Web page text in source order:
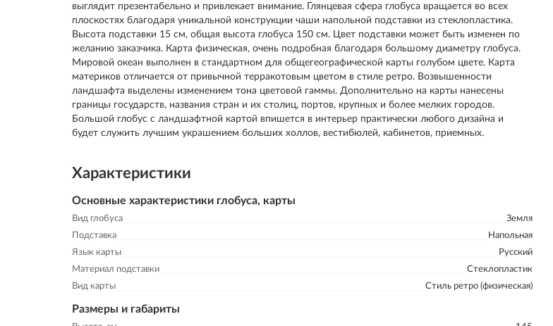
выглядит презентабельно и привлекает внимание. Глянцевая сфера глобуса вращается во всех
плоскостях благодаря уникальной конструкции чаши напольной подставки из стеклопластика.
Высота подставки 15 см, общая высота глобуса 150 см. Цвет подставки может быть изменен по
желанию заказчика. Карта физическая, очень подробная благодаря большому диаметру глобуса.
Мировой океан выполнен в стандартном для общегеографической карты голубом цвете. Карта
материков отличается от привычной терракотовым цветом в стиле ретро. Возвышенности
ландшафта выделены изменением тона цветовой гаммы. Дополнительно на карты нанесены
границы государств, названия стран и их столиц, портов, крупных и более мелких городов.
Большой глобус с ландшафтной картой впишется в интерьер практически любого дизайна и
будет служить лучшим украшением больших холлов, вестибюлей, кабинетов, приемных.
Характеристики
Основные характеристики глобуса, карты
Вид глобуса
Земля
Подставка
Напольная
Язык карты
Русский
Материал подставки
Стеклопластик
Вид карты
Стиль ретро (физическая)
Размеры и габариты